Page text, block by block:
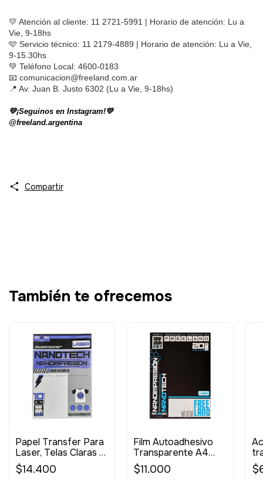
💛 Atención al cliente: 11 2721-5991 | Horario de atención: Lu a
Vie, 9-18hs
🩵 Servicio técnico: 11 2179-4889 | Horario de atención: Lu a Vie,
9-15.30hs
💚 Teléfono Local: 4600-0183
📧 comunicacion@freeland.com.ar
📍 Av. Juan B. Justo 6302 (Lu a Vie, 9-18hs)
💛¡Seguinos en Instagram!💛
@freeland.argentina
Compartir
También te ofrecemos
Papel Transfer Para
Laser, Telas Claras -
10 Hojas A4
$14.400
Film Autoadhesivo
Transparente A4
Fotográfico Laser
x20 unidades
$11.000